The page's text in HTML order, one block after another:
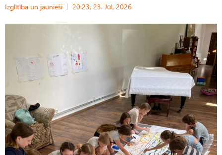
Izglītība un jaunieši 20:23, 23. Jūl, 2026